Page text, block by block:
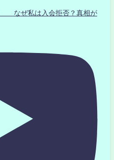
なぜ私は入会拒否？真相が